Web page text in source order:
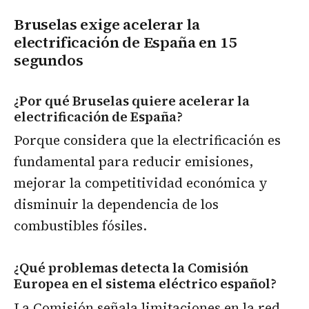
Bruselas exige acelerar la
electrificación de España en 15
segundos
¿Por qué Bruselas quiere acelerar la
electrificación de España?
Porque considera que la electrificación es
fundamental para reducir emisiones,
mejorar la competitividad económica y
disminuir la dependencia de los
combustibles fósiles.
¿Qué problemas detecta la Comisión
Europea en el sistema eléctrico español?